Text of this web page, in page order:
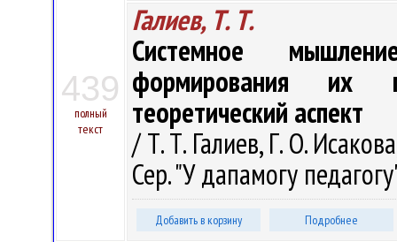
439
полный
текст
Галиев, Т. Т.
Системное
формирования их
теоретический аспект
/ Т. Т. Галиев, Г. О.
Сер. "У дапамогу
Добавить в корзину Подробнее